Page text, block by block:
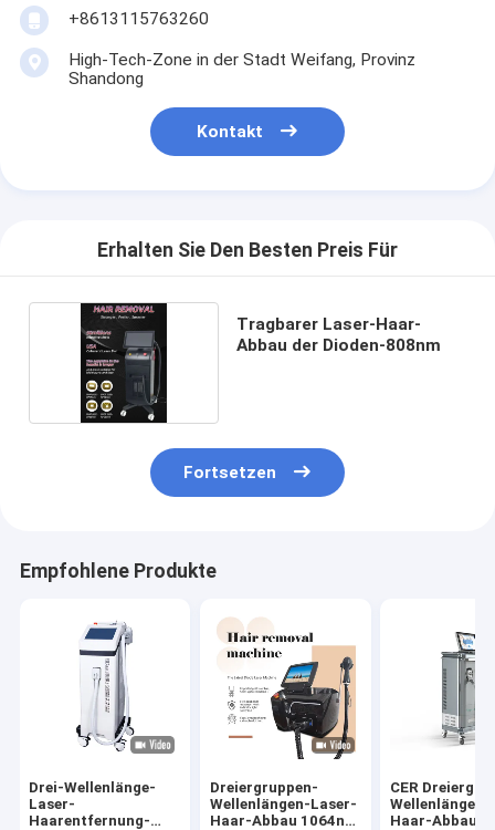
+8613115763260
High-Tech-Zone in der Stadt Weifang, Provinz
Shandong
Kontakt
Erhalten Sie Den Besten Preis Für
Tragbarer Laser-Haar-
Abbau der Dioden-808nm
Fortsetzen
Empfohlene Produkte
Drei-Wellenlänge-
Laser-
Haarentfernung-
Dreiergruppen-
Wellenlängen-Laser-
Haar-Abbau 1064nm
CER
Haar-Abbau